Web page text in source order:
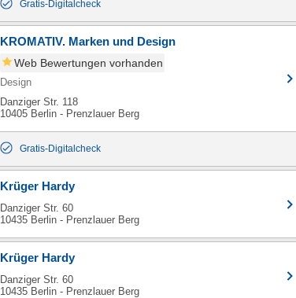
Gratis-Digitalcheck
KROMATIV. Marken und Design
Web Bewertungen vorhanden
Design
Danziger Str. 118
10405 Berlin - Prenzlauer Berg
Gratis-Digitalcheck
Krüger Hardy
Danziger Str. 60
10435 Berlin - Prenzlauer Berg
Krüger Hardy
Danziger Str. 60
10435 Berlin - Prenzlauer Berg